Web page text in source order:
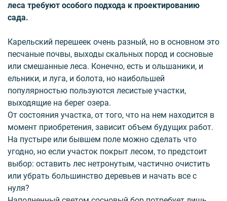
леса требуют особого подхода к проектированию
сада.
Карельский перешеек очень разный, но в основном это
песчаные почвы, выходы скальных пород и сосновые
или смешанные леса. Конечно, есть и ольшаники, и
ельники, и луга, и болота, но наибольшей
популярностью пользуются лесистые участки,
выходящие на берег озера.
От состояния участка, от того, что на нем находится в
момент приобретения, зависит объем будущих работ.
На пустыре или бывшем поле можно сделать что
угодно, но если участок покрыт лесом, то предстоит
выбор: оставить лес нетронутым, частично очистить
или убрать большинство деревьев и начать все с
нуля?